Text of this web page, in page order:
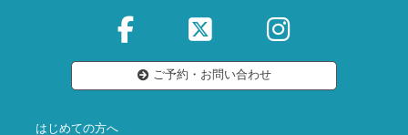
ご予約・お問い合わせ
はじめての方へ